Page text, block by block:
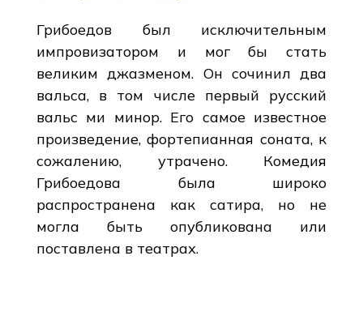
Грибоедов был исключительным
импровизатором и мог бы стать
великим джазменом. Он сочинил два
вальса, в том числе первый русский
вальс ми минор. Его самое известное
произведение, фортепианная соната, к
сожалению, утрачено. Комедия
Грибоедова была широко
распространена как сатира, но не
могла быть опубликована или
поставлена в театрах.